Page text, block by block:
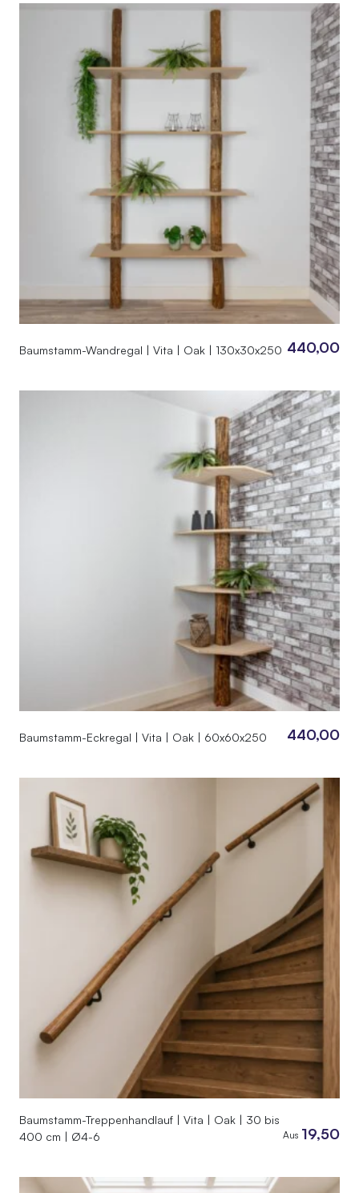
Baumstamm-Wandregal | Vita | Oak | 130x30x250 440,00
Baumstamm-Eckregal | Vita | Oak | 60x60x250 440,00
Baumstamm-Treppenhandlauf | Vita | Oak | 30 bis
400 cm | Ø4-6
Aus 19,50